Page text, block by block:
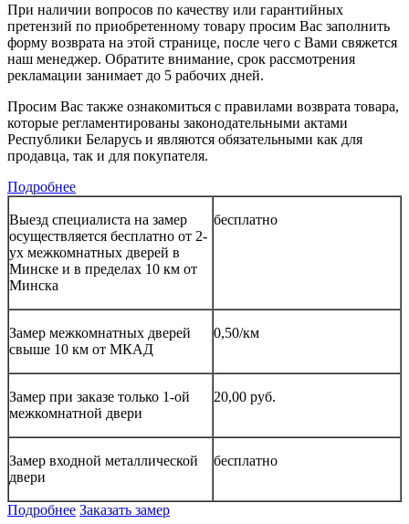
При наличии вопросов по качеству или гарантийных
претензий по приобретенному товару просим Вас заполнить
форму возврата на этой странице, после чего с Вами свяжется
наш менеджер. Обратите внимание, срок рассмотрения
рекламации занимает до 5 рабочих дней.
Просим Вас также ознакомиться с правилами возврата товара,
которые регламентированы законодательными актами
Республики Беларусь и являются обязательными как для
продавца, так и для покупателя.
Подробнее
Выезд специалиста на замер
осуществляется бесплатно от 2-
ух межкомнатных дверей в
Минске и в пределах 10 км от
Минска
бесплатно
Замер межкомнатных дверей
свыше 10 км от МКАД
0,50/км
Замер при заказе только 1-ой
межкомнатной двери
20,00 руб.
Замер входной металлической
двери
бесплатно
Подробнее Заказать замер